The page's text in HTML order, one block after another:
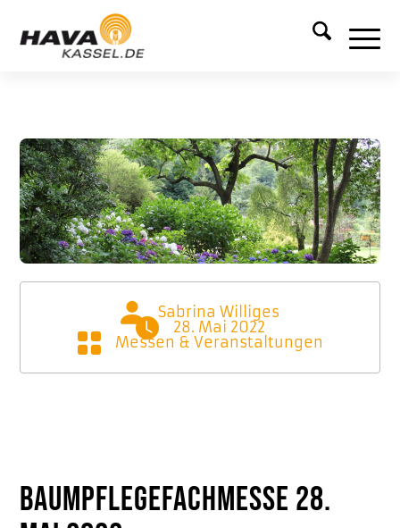
Sabrina Williges
28. Mai 2022
Messen & Veranstaltungen
Baumpflegefachmesse 28.